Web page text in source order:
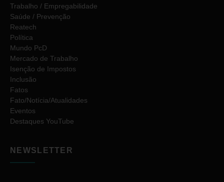
Trabalho / Empregabilidade
Saúde / Prevenção
Reatech
Política
Mundo PcD
Mercado de Trabalho
Isenção de Impostos
Inclusão
Fatos
Fato/Notícia/Atualidades
Eventos
Destaques YouTube
NEWSLETTER